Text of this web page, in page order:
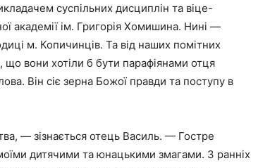
суспільних дисциплін та віце-
академії ім. Григорія Хомишина. Нині —
м. Копичинців. Та від наших помітних
що вони хотіли б бути парафіянами отця
Він сіє зерна Божої правди та поступу в
— зізнається отець Василь. — Гостре
дитячими та юнацькими змагами. З ранніх